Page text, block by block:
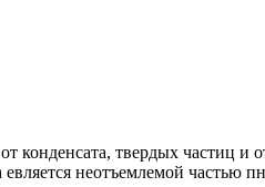
конденсата, твердых частиц
неотъемлемой